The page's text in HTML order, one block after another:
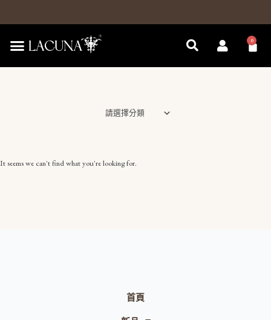
容
0
購
物
籃
請選擇分類
It seems we can't find what you're looking for.
首頁